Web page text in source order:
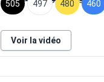
505
497 480 460
Voir la vidéo